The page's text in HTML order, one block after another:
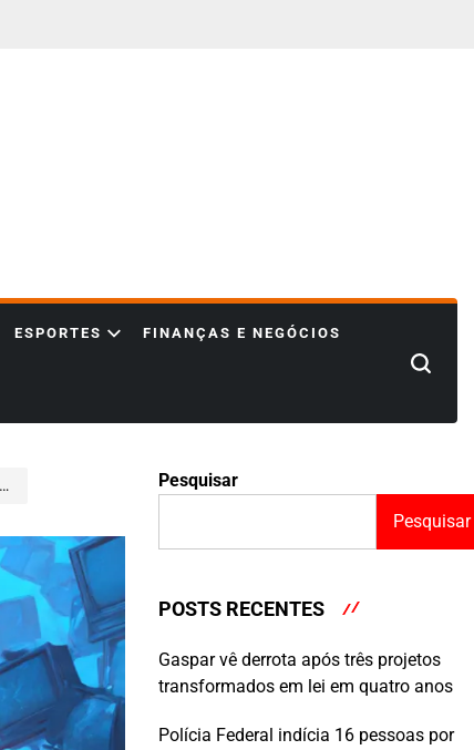
ESPORTES FINANÇAS E NEGÓCIOS
Search
Pesquisar
Pesquisar
POSTS RECENTES
Gaspar vê derrota após três projetos
transformados em lei em quatro anos
Polícia Federal indícia 16 pessoas por